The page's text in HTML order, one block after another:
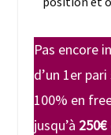
Pas encore
d’un 1er
100% en
jusqu’à 250€